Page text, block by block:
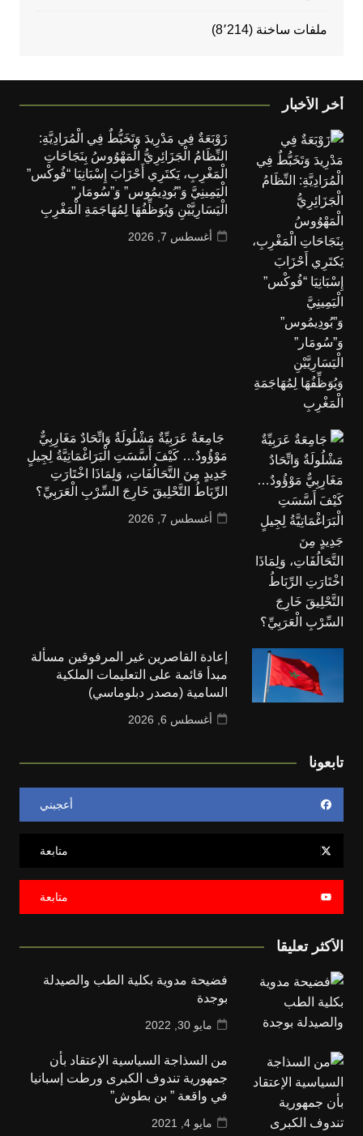
ملفات ساخنة (8٬214)
أخر الأخبار
زَوْبَعَةٌ فِي مَدْرِيدَ وَتَخَبُّطٌ فِي الْمُرَادِيَّةِ:
النِّظَامُ الْجَزَائِرِيُّ الْمَهْوُوسُ بِنَجَاحَاتِ
الْمَغْرِبِ، يَكتَرِي أَحْزَابَ إِسْبَانِيَا “فُوكْس”
الْيَمِينِيَّ وَ”بُودِيمُوس” وَ”سُومَار”
الْيَسَارِيَّيْنِ وَيُوَظِّفُهَا لِمُهَاجَمَةِ الْمَغْرِبِ
أغسطس 7, 2026
جَامِعَةٌ عَرَبِيِّةٌ مَشْلُولَةٌ وَاتِّحَادٌ مَغَارِبِيٌّ
مَوْؤُودٌ… كَيْفَ أَسَّسَتِ الْبَرَاغْمَاتِيَّةُ لِجِيلٍ
جَدِيدٍ مِنَ التَّحَالُفَاتِ، وَلِمَاذَا اخْتَارَتِ
الرِّبَاطُ التَّحْلِيقَ خَارِجَ السِّرْبِ الْعَرَبِيِّ؟
أغسطس 7, 2026
إعادة القاصرين غير المرفوقين مسألة
مبدأ قائمة على التعليمات الملكية
السامية (مصدر دبلوماسي)
أغسطس 6, 2026
تابعونا
أعجبني
متابعة
متابعة
الأكثر تعليقا
فضيحة مدوية بكلية الطب والصيدلة
بوجدة
مايو 30, 2022
من السذاجة السياسية الإعتقاد بأن
جمهورية تندوف الكبرى ورطت إسبانيا
في واقعة ” بن بطوش”
مايو 4, 2021